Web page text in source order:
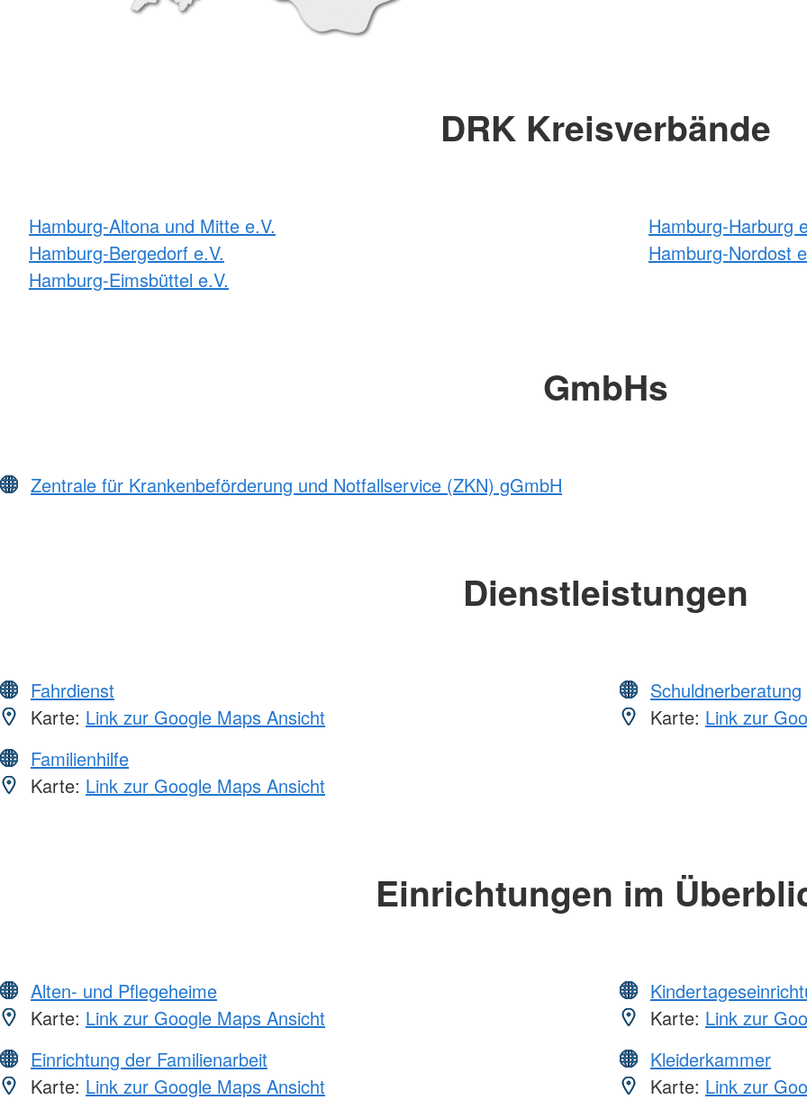
DRK Kreisverbände
Hamburg-Altona und Mitte e.V.
Hamburg-Bergedorf e.V.
Hamburg-Eimsbüttel e.V.
Hamburg-Harburg
Hamburg-Nordost
GmbHs
Zentrale für Krankenbeförderung und Notfallservice (ZKN) gGmbH
Dienstleistungen
Fahrdienst
Karte: Link zur Google Maps Ansicht
Familienhilfe
Karte: Link zur Google Maps Ansicht
Schuldnerberatung
Karte: Link zur
Einrichtungen im
Alten- und Pflegeheime
Karte: Link zur Google Maps Ansicht
Einrichtung der Familienarbeit
Karte: Link zur Google Maps Ansicht
Karte: Link zur
Kleiderkammer
Karte: Link zur